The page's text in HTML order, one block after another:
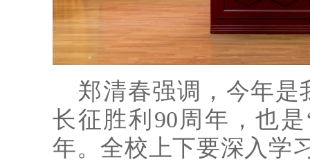
郑清春强调，今年是
长征胜利90周年，也
年。全校上下要深入学